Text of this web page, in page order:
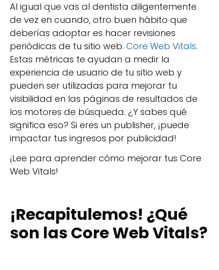
Al igual que vas al dentista diligentemente
de vez en cuando, otro buen hábito que
deberías adoptar es hacer revisiones
periódicas de tu sitio web. Core Web Vitals.
Estas métricas te ayudan a medir la
experiencia de usuario de tu sitio web y
pueden ser utilizadas para mejorar tu
visibilidad en las páginas de resultados de
los motores de búsqueda. ¿Y sabes qué
significa eso? Si eres un publisher, ¡puede
impactar tus ingresos por publicidad!
¡Lee para aprender cómo mejorar tus Core
Web Vitals!
¡Recapitulemos! ¿Qué
son las Core Web Vitals?